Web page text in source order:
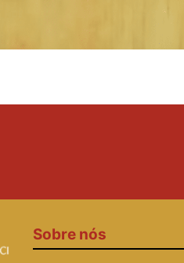
Sobre nós